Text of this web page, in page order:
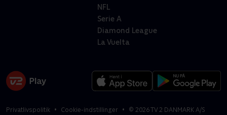
NFL
Serie A
Diamond League
La Vuelta
Privatlivspolitik Cookie-indstillinger © 2026TV 2 DANMARK A/S